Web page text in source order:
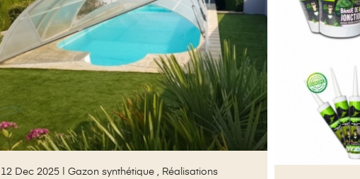
12 Dec 2025 | Gazon synthétique Réalisations